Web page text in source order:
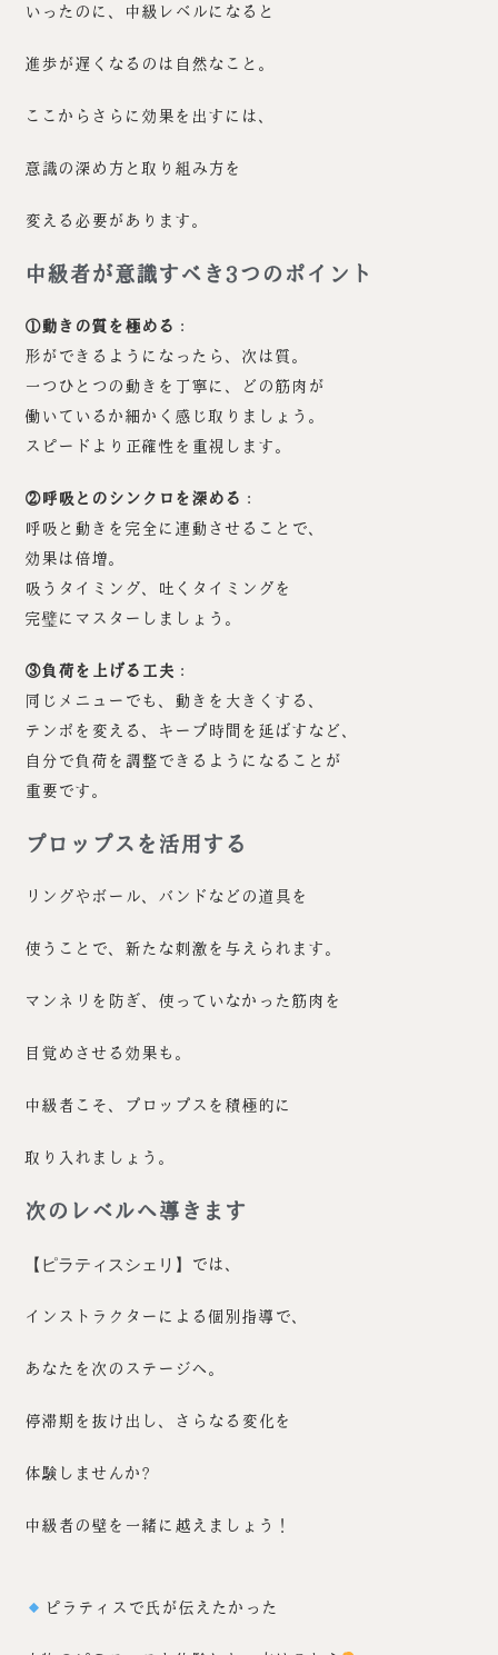
いったのに、中級レベルになると
進歩が遅くなるのは自然なこと。
ここからさらに効果を出すには、
意識の深め方と取り組み方を
変える必要があります。
中級者が意識すべき3つのポイント
①動きの質を極める ：
形ができるようになったら、次は質。
一つひとつの動きを丁寧に、どの筋肉が
働いているか細かく感じ取りましょう。
スピードより正確性を重視します。
②呼吸とのシンクロを深める ：
呼吸と動きを完全に連動させることで、
効果は倍増。
吸うタイミング、吐くタイミングを
完璧にマスターしましょう。
③負荷を上げる工夫 ：
同じメニューでも、動きを大きくする、
テンポを変える、キープ時間を延ばすなど、
自分で負荷を調整できるようになることが
重要です。
プロップスを活用する
リングやボール、バンドなどの道具を
使うことで、新たな刺激を与えられます。
マンネリを防ぎ、使っていなかった筋肉を
目覚めさせる効果も。
中級者こそ、プロップスを積極的に
取り入れましょう。
次のレベルへ導きます
【ピラティスシェリ】 では、
インストラクターによる個別指導で、
あなたを次のステージへ。
停滞期を抜け出し、さらなる変化を
体験しませんか?
中級者の壁を一緒に越えましょう！
ピラティスで氏が伝えたかった